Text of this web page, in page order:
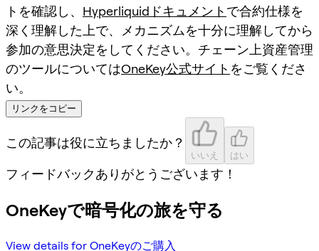
トを確認し、 Hyperliquidドキュメント で合約仕様を
深く理解した上で、メカニズムを十分に理解してから
参加の意思決定をしてください。チェーン上資産管理
のツールについてはOneKey公式サイト をご覧くださ
い。
リンクをコピー
この記事は役に立ちましたか？
いいえ はい
フィードバックありがとうございます！
OneKeyで暗号化の旅を守る
View details for OneKeyのご購入